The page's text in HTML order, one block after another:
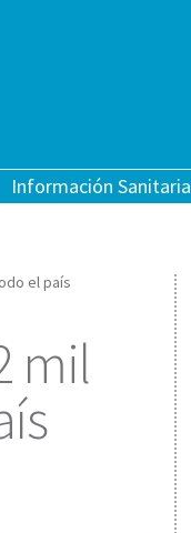
Información Sanitaria
el país
mil